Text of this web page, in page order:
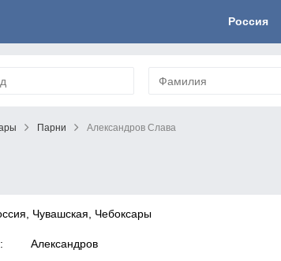
Россия
Парни Александров Слава
Чувашская, Чебоксары
Александров